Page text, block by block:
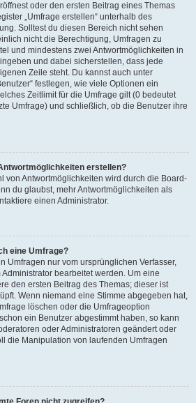
oder den ersten Beitrag eines Themas
„Umfrage erstellen“ unterhalb des
Solltest du diesen Bereich nicht sehen
nicht die Berechtigung, Umfragen zu
und mindestens zwei Antwortmöglichkeiten in
und dabei sicherstellen, dass jede
Zeile steht. Du kannst auch unter
festlegen, wie viele Optionen ein
Zeitlimit für die Umfrage gilt (0 bedeutet
Umfrage) und schließlich, ob die Benutzer ihre
erstellen?
von Antwortmöglichkeiten wird durch die Board-
du glaubst, mehr Antwortmöglichkeiten als
einen Administrator.
eine Umfrage?
Umfragen nur vom ursprünglichen Verfasser,
bearbeitet werden. Um eine
den ersten Beitrag des Themas; dieser ist
Wenn niemand eine Stimme abgegeben hat,
löschen oder die Umfrageoption
ein Benutzer abgestimmt haben, so kann
oder Administratoren geändert oder
die Manipulation von laufenden Umfragen